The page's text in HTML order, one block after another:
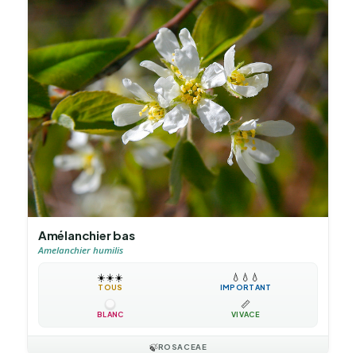
Amélanchier bas
Amelanchier humilis
☀️☀️☀️
TOUS
💧 💧 💧
IMPORTANT
BLANC
📏
VIVACE
🍃ROSACEAE